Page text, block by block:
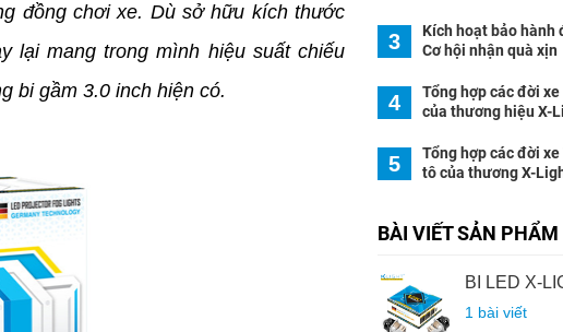
đồng chơi xe. Dù sở hữu kích thước
lại mang trong mình hiệu suất chiếu
bi gầm 3.0 inch hiện có.
3
Kích hoạt bảo hành
Cơ hội nhận quà xịn
4
Tổng hợp các đời
của thương hiệu X-
5
Tổng hợp các đời
tô của thương X-
BÀI VIẾT SẢN PHẨM
BI LED X-
1 bài viết